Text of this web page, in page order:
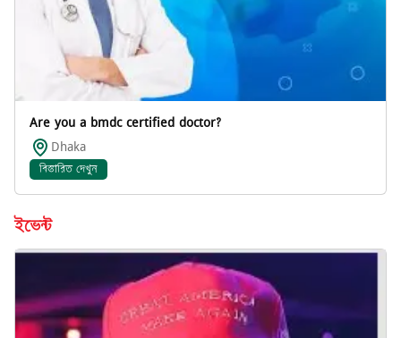
Are you a bmdc certified doctor?
Dhaka
বিস্তারিত দেখুন
ইভেন্ট